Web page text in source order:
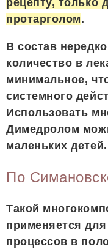
рецепту, только
протарголом.
В состав
количество в
минимальное,
системного
Использовать
Димедролом
маленьких детей.
По
Такой
применяется
процессов в